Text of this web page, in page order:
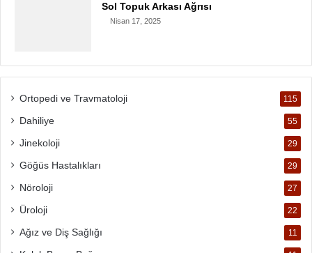
Sol Topuk Arkası Ağrısı
Nisan 17, 2025
Ortopedi ve Travmatoloji 115
Dahiliye 55
Jinekoloji 29
Göğüs Hastalıkları 29
Nöroloji 27
Üroloji 22
Ağız ve Diş Sağlığı 11